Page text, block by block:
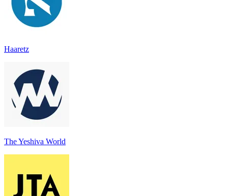
Haaretz
The Yeshiva World